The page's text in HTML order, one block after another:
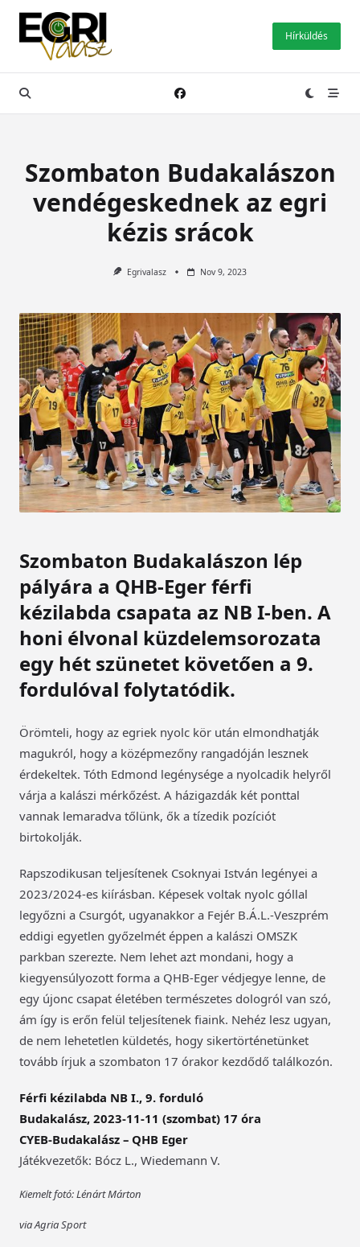
Skip
content
Hírküldés
Szombaton Budakalászon
vendégeskednek az egri
kézis srácok
Egrivalasz Nov 9, 2023
Szombaton Budakalászon lép
pályára a QHB-Eger férfi
kézilabda csapata az NB I-ben. A
honi élvonal küzdelemsorozata
egy hét szünetet követően a 9.
fordulóval folytatódik.
Örömteli, hogy az egriek nyolc kör után elmondhatják
magukról, hogy a középmezőny rangadóján lesznek
érdekeltek. Tóth Edmond legénysége a nyolcadik helyről
várja a kalászi mérkőzést. A házigazdák két ponttal
vannak lemaradva tőlünk, ők a tízedik pozíciót
birtokolják.
Rapszodikusan teljesítenek Csoknyai István legényei a
2023/2024-es kiírásban. Képesek voltak nyolc góllal
legyőzni a Csurgót, ugyanakkor a Fejér B.Á.L.-Veszprém
eddigi egyetlen győzelmét éppen a kalászi OMSZK
parkban szerezte. Nem lehet azt mondani, hogy a
kiegyensúlyozott forma a QHB-Eger védjegye lenne, de
egy újonc csapat életében természetes dologról van szó,
ám így is erőn felül teljesítenek fiaink. Nehéz lesz ugyan,
de nem lehetetlen küldetés, hogy sikertörténetünket
tovább írjuk a szombaton 17 órakor kezdődő találkozón.
Férfi kézilabda NB I., 9. forduló
Budakalász, 2023-11-11 (szombat) 17 óra
CYEB-Budakalász – QHB Eger
Játékvezetők: Bócz L., Wiedemann V.
Kiemelt fotó: Lénárt Márton
via Agria Sport